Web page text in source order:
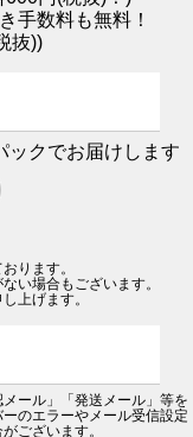
手数料も無料！
抜))
ックでお届けします
ります。
い場合もございます。
上げます。
ール」「発送メール」等を
のエラーやメール受信設定
ございます。